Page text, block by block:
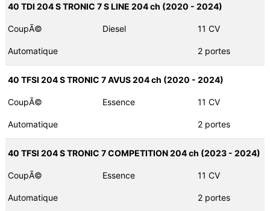
40 TDI 204 S TRONIC 7 S LINE 204 ch (2020 - 2024)
CoupÃ© Diesel 11 CV
Automatique 2 portes
40 TFSI 204 S TRONIC 7 AVUS 204 ch (2020 - 2024)
CoupÃ© Essence 11 CV
Automatique 2 portes
40 TFSI 204 S TRONIC 7 COMPETITION 204 ch (2023 - 2024)
CoupÃ© Essence 11 CV
Automatique 2 portes